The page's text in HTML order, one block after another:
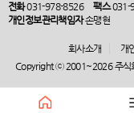
전화031-978-8526 팩스031-
개인정보관리책임자손맹현
회사소개 개
Copyright ⓒ 2001~2026 주식